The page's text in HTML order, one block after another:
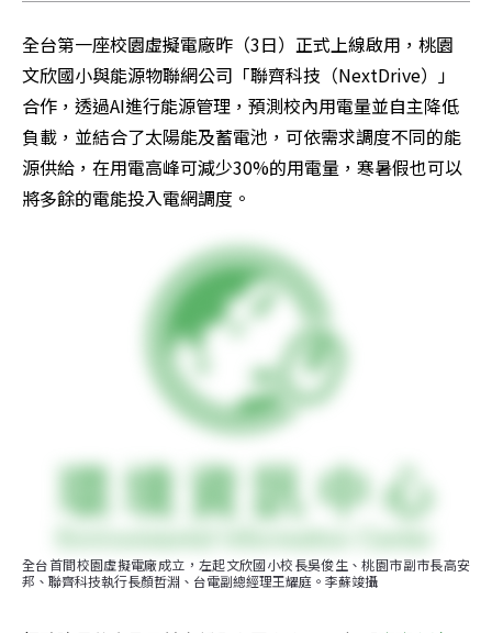
全台第一座校園虛擬電廠昨（3日）正式上線啟用，桃園
文欣國小與能源物聯網公司「聯齊科技（NextDrive）」
合作，透過AI進行能源管理，預測校內用電量並自主降低
負載，並結合了太陽能及蓄電池，可依需求調度不同的能
源供給，在用電高峰可減少30%的用電量，寒暑假也可以
將多餘的電能投入電網調度。
全台首間校園虛擬電廠成立，左起文欣國小校長吳俊生、桃園市副市長高安
邦、聯齊科技執行長顏哲淵、台電副總經理王耀庭。李蘇竣攝